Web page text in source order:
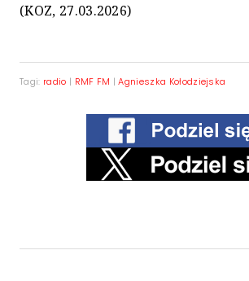
(KOZ, 27.03.2026)
Tagi: radio | RMF FM |Agnieszka Kołodziejska